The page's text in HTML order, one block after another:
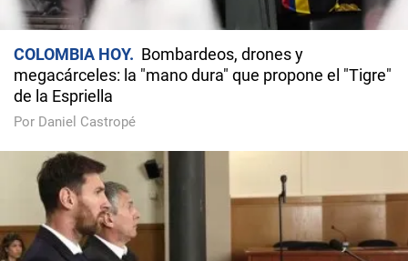
COLOMBIA HOY
Bombardeos, drones y
megacárceles: la "mano dura" que propone el "Tigre"
de la Espriella
Por Daniel Castropé